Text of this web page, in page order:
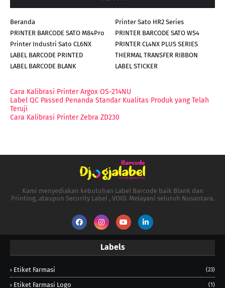
Beranda
Printer Sato HR2 Series
PRINTER BARCODE SATO M84Pro
PRINTER BARCODE SATO WS4
Printer Industri Sato CL6NX
PRINTER CL4NX PLUS SERIES
LABEL BARCODE PRINTED
THERMAL TRANSFER RIBBON
LABEL BARCODE BLANK
LABEL STICKER
Cara Kalibrasi Printer Argox OS-214NU
Label QC Passed Penanda Standar Kualitas Produk yang Telah
Teruji
Cara Kalibrasi Printer Zebra ZD230
Kami menyediakan kebutuhan Label Barcode baik Blank dan
Printing, ataupun Security Label , VOID. Melayani seluruh Nusantara.
Labels
Etiket Farmasi (23)
Etiket Farmasi Logo (1)